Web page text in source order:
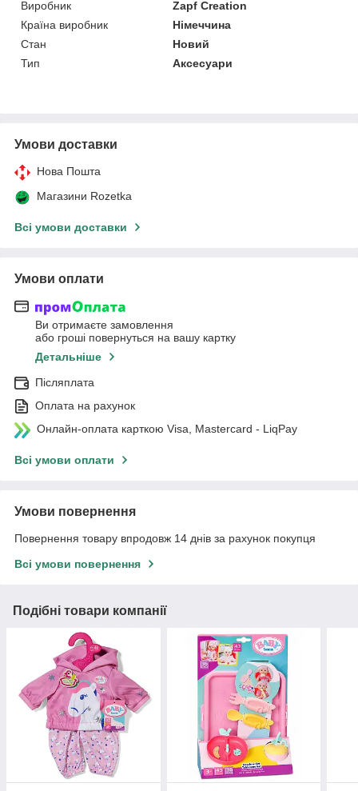
Виробник
Zapf Creation
Країна виробник
Німеччина
Стан
Новий
Тип
Аксесуари
Умови доставки
Нова Пошта
Магазини Rozetka
Всі умови доставки
Умови оплати
Ви отримаєте замовлення
або гроші повернуться на вашу картку
Детальніше
Післяплата
Оплата на рахунок
Онлайн-оплата карткою Visa, Mastercard - LiqPay
Всі умови оплати
Умови повернення
Повернення товару впродовж 14 днів за рахунок покупця
Всі умови повернення
Подібні товари компанії